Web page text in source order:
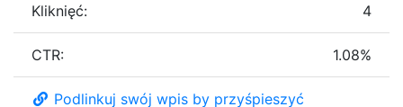
Kliknięć: 4
CTR: 1.08%
Podlinkuj swój wpis by przyśpieszyć